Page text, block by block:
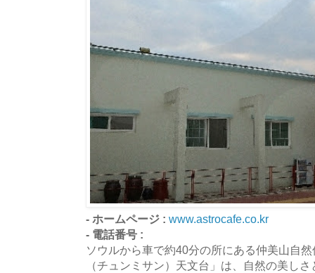
- ホームページ : www.astrocafe.co.kr
- 電話番号 :
ソウルから車で約40分の所にある仲美山自
（チュンミサン）天文台」は、自然の美し